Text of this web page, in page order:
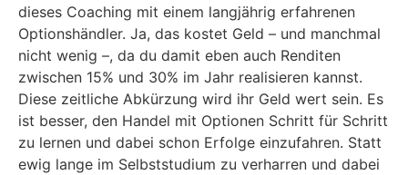
dieses Coaching mit einem langjährig erfahrenen
Optionshändler. Ja, das kostet Geld – und manchmal
nicht wenig –, da du damit eben auch Renditen
zwischen 15% und 30% im Jahr realisieren kannst.
Diese zeitliche Abkürzung wird ihr Geld wert sein. Es
ist besser, den Handel mit Optionen Schritt für Schritt
zu lernen und dabei schon Erfolge einzufahren. Statt
ewig lange im Selbststudium zu verharren und dabei